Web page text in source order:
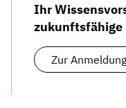
Ihr
Zur Anmeldung